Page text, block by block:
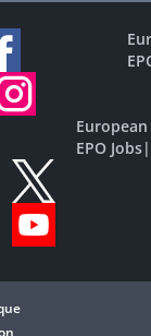
EPO Jobs|